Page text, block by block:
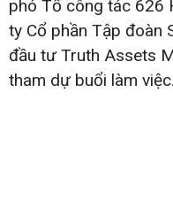
phó Tổ công tác 626
ty Cổ phần Tập đoàn
đầu tư Truth Assets
tham dự buổi làm việc.